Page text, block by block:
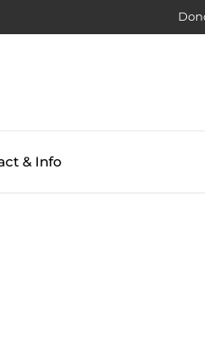
& Info